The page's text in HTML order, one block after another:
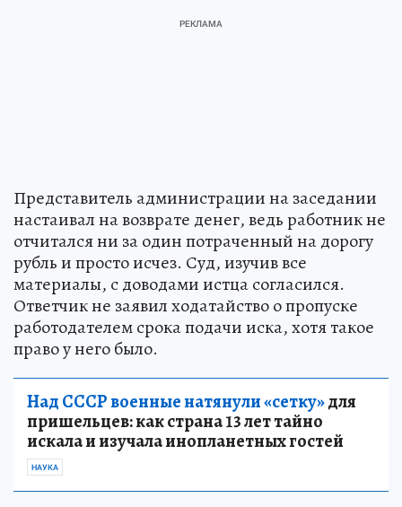
Представитель администрации на заседании
настаивал на возврате денег, ведь работник не
отчитался ни за один потраченный на дорогу
рубль и просто исчез. Суд, изучив все
материалы, с доводами истца согласился.
Ответчик не заявил ходатайство о пропуске
работодателем срока подачи иска, хотя такое
право у него было.
Над СССР военные натянули «сетку»для
пришельцев: как страна 13 лет тайно
искала и изучала инопланетных гостей
НАУКА